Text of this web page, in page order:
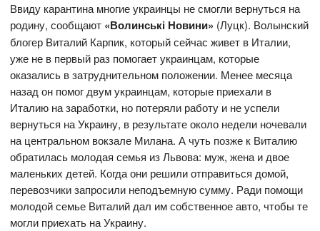
Ввиду карантина многие украинцы не смогли вернуться на
родину, сообщают «Волинські Новини» (Луцк). Волынский
блогер Виталий Карпик, который сейчас живет в Италии,
уже не в первый раз помогает украинцам, которые
оказались в затруднительном положении. Менее месяца
назад он помог двум украинцам, которые приехали в
Италию на заработки, но потеряли работу и не успели
вернуться на Украину, в результате около недели ночевали
на центральном вокзале Милана. А чуть позже к Виталию
обратилась молодая семья из Львова: муж, жена и двое
маленьких детей. Когда они решили отправиться домой,
перевозчики запросили неподъемную сумму. Ради помощи
молодой семье Виталий дал им собственное авто, чтобы те
могли приехать на Украину.